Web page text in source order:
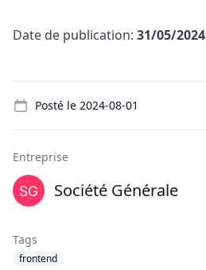
Date de publication: 31/05/2024
Posté le 2024-08-01
Entreprise
Société Générale
Tags
frontend